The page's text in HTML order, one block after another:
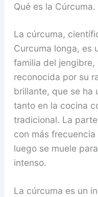
Qué es la Cúrcuma.
La cúrcuma,
Curcuma longa, es
familia del jengibre,
reconocida por su
brillante, que se ha
tanto en la cocina
tradicional. La
con más
luego se muele
intenso.
La cúrcuma es un